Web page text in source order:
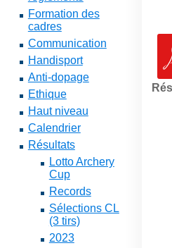
Formation des
cadres
Communication
Handisport
Anti-dopage
Ethique
Haut niveau
Calendrier
Résultats
Lotto Archery
Cup
Records
Sélections CL
(3 tirs)
2023